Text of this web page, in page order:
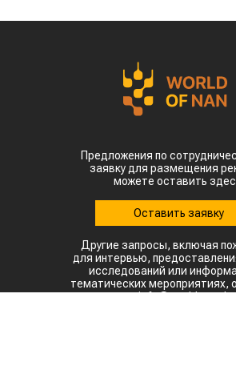
Предложения по
заявку для размещения
можете оставить
Оставить заявку
Другие запросы, включая
для интервью,
исследований или
тематических мероприятиях,
на: info@world-nan.kz